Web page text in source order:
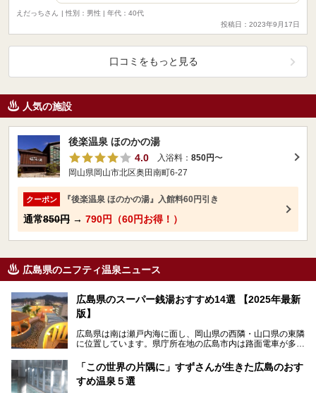
えだっちさん | 性別：男性 | 年代：40代
投稿日：2023年9月17日
口コミをもっと見る
人気の施設
後楽温泉 ほのかの湯
4.0
入浴料： 850円〜
岡山県岡山市北区奥田南町6-27
クーポン 『後楽温泉 ほのかの湯』入館料60円引き
通常850円 → 790円（60円お得！）
広島県のニフティ温泉ニュース
広島県のスーパー銭湯おすすめ14選 【2025年最新
版】
広島県は南は瀬戸内海に面し、岡山県の西隣・山口県の東隣
に位置しています。県庁所在地の広島市内は路面電車が多数
厳島神社と原爆ドームの2つの世界文化遺産があり、年間を
通して多数の観光客が訪れます。工業都市として栄えた呉市
や、坂の町・尾道市など、ゆっくり訪れたい町や観光スポッ
「この世界の片隅に」すずさんが生きた広島のおす
すめ温泉５選